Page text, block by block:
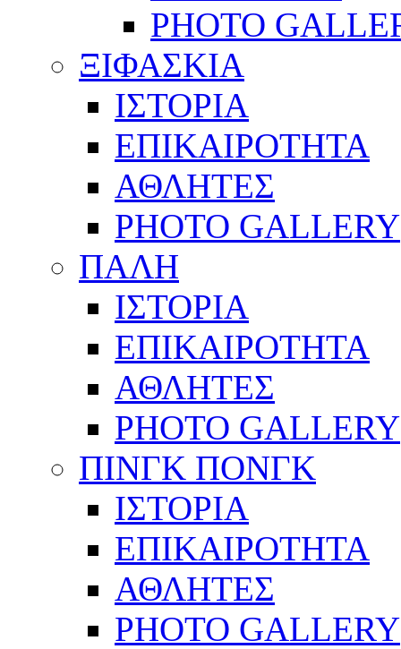
PHOTO
ΞΙΦΑΣΚΙΑ
ΙΣΤΟΡΙΑ
ΕΠΙΚΑΙΡΟΤΗΤΑ
ΑΘΛΗΤΕΣ
PHOTO GALLERY
ΠΑΛΗ
ΙΣΤΟΡΙΑ
ΕΠΙΚΑΙΡΟΤΗΤΑ
ΑΘΛΗΤΕΣ
PHOTO GALLERY
ΠΙΝΓΚ ΠΟΝΓΚ
ΙΣΤΟΡΙΑ
ΕΠΙΚΑΙΡΟΤΗΤΑ
ΑΘΛΗΤΕΣ
PHOTO GALLERY